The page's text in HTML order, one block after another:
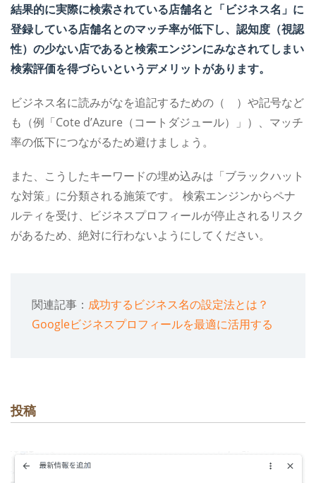
結果的に実際に検索されている店舗名と「ビジネス名」に
登録している店舗名とのマッチ率が低下し、認知度（視認
性）の少ない店であると検索エンジンにみなされてしまい
検索評価を得づらいというデメリットがあります。
ビジネス名に読みがなを追記するための（ ）や記号など
も（例「Cote d’Azure（コートダジュール）」）、マッチ
率の低下につながるため避けましょう。
また、こうしたキーワードの埋め込みは「ブラックハット
な対策」に分類される施策です。
検索エンジンからペナ
ルティを受け、ビジネスプロフィールが停止されるリスク
があるため、絶対に行わないようにしてください。
関連記事： 成功するビジネス名の設定法とは？
Googleビジネスプロフィールを最適に活用する
投稿